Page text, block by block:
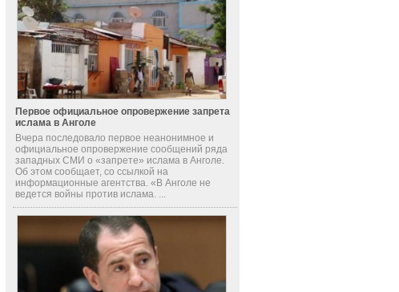
Первое официальное опровержение запрета
ислама в Анголе
Вчера последовало первое неанонимное и
официальное опровержение сообщений ряда
западных СМИ о «запрете» ислама в Анголе.
Об этом сообщает, со ссылкой на
информационные агентства. «В Анголе не
ведется войны против ислама. ...